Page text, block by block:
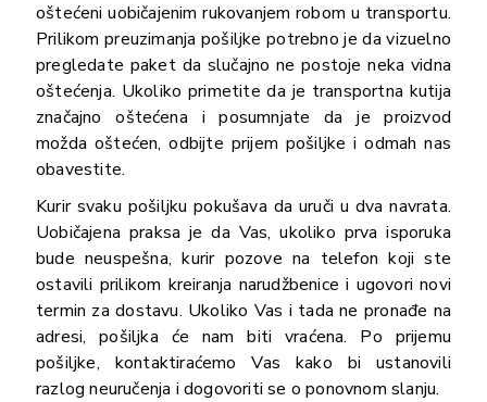
oštećeni uobičajenim rukovanjem robom u transportu.
Prilikom preuzimanja pošiljke potrebno je da vizuelno
pregledate paket da slučajno ne postoje neka vidna
oštećenja. Ukoliko primetite da je transportna kutija
značajno oštećena i posumnjate da je proizvod
možda oštećen, odbijte prijem pošiljke i odmah nas
obavestite.
Kurir svaku pošiljku pokušava da uruči u dva navrata.
Uobičajena praksa je da Vas, ukoliko prva isporuka
bude neuspešna, kurir pozove na telefon koji ste
ostavili prilikom kreiranja narudžbenice i ugovori novi
termin za dostavu. Ukoliko Vas i tada ne pronađe na
adresi, pošiljka će nam biti vraćena. Po prijemu
pošiljke, kontaktiraćemo Vas kako bi ustanovili
razlog neuručenja i dogovoriti se o ponovnom slanju.